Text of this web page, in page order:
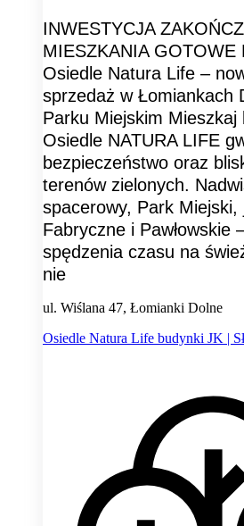
INWESTYCJA
MIESZKANIA GOTOWE
Osiedle Natura Life –
sprzedaż w Łomiankach
Parku Miejskim Mieszkaj
Osiedle NATURA LIFE
bezpieczeństwo oraz
terenów zielonych.
spacerowy, Park Miejski,
Fabryczne i Pawłowskie
spędzenia czasu na
nie
ul. Wiślana 47, Łomianki Dolne
Osiedle Natura Life budynki JK |